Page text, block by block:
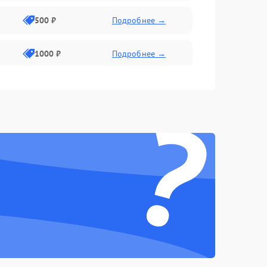
500 ₽ Подробнее →
1000 ₽ Подробнее →
1000 ₽
Подробнее →
Подробнее →
?